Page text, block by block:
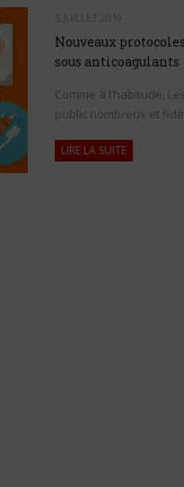
5 JUILLET 2010
Nouveaux
sous anticoagulants
Comme à l’habitude,
public nombreux et
LIRE LA SUITE